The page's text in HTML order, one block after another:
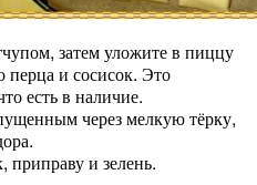
затем уложите в пиццу
перца и сосисок. Это
есть в наличие.
через мелкую тёрку,
приправу и зелень.